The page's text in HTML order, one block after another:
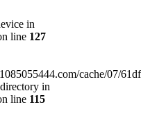
in
line 127
cache/07/
in
line 115